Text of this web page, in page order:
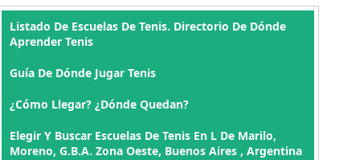
Listado De Escuelas De Tenis. Directorio De Dónde
Aprender Tenis
Guía De Dónde Jugar Tenis
¿Cómo Llegar? ¿Dónde Quedan?
Elegir Y Buscar Escuelas De Tenis En L De Marilo,
Moreno, G.B.A. Zona Oeste, Buenos Aires , Argentina